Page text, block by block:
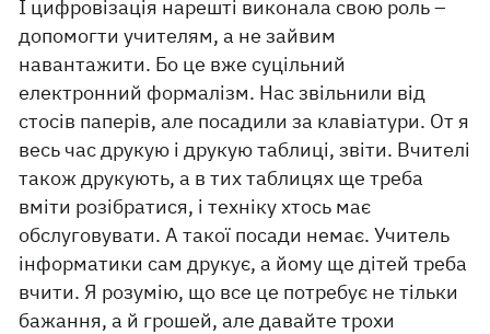
І цифровізація нарешті виконала свою роль –
допомогти учителям, а не зайвим
навантажити. Бо це вже суцільний
електронний формалізм. Нас звільнили від
стосів паперів, але посадили за клавіатури. От я
весь час друкую і друкую таблиці, звіти. Вчителі
також друкують, а в тих таблицях ще треба
вміти розібратися, і техніку хтось має
обслуговувати. А такої посади немає. Учитель
інформатики сам друкує, а йому ще дітей треба
вчити. Я розумію, що все це потребує не тільки
бажання, а й грошей, але давайте трохи